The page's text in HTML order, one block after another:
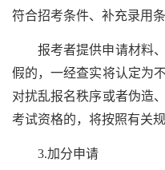
符合招考条件、补充录用
报考者提供申请材料
假的，一经查实将认定为
对扰乱报名秩序或者伪造
考试资格的，将按照有关
3.加分申请